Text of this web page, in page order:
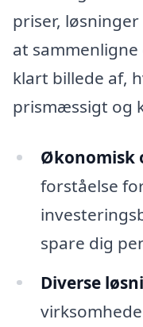
priser, løsninger
at
klart billede af,
prismæssigt og
Økonomisk
forståelse
spare dig
Diverse